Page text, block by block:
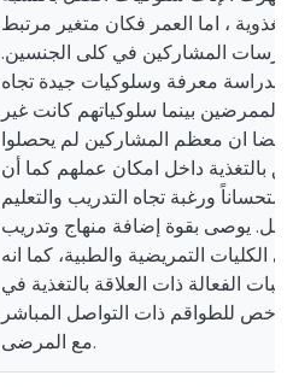
، اما العمر فكان متغير مرتبط
المشاركين في كلى الجنسين.
الدراسة معرفة وسلوكيات جيدة تجاه
والممرضين بينما سلوكياتهم كانت غير
أيضا ان معظم المشاركين لم يحصلوا
بالتغذية داخل امكان عملهم كما أن
ورغبة تجاه التدريب والتعليم
يوصى بقوة إضافة منهاج وتدريب
الكليات التمريضية والطبية، كما انه
الفعالة ذات العلاقة بالتغذية في
للطواقم ذات التواصل المباشر
مع المرضى.